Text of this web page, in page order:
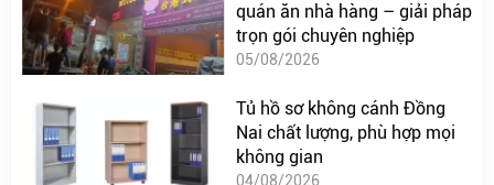
quán ăn nhà hàng – giải pháp
trọn gói chuyên nghiệp
05/08/2026
Tủ hồ sơ không cánh Đồng
Nai chất lượng, phù hợp mọi
không gian
04/08/2026